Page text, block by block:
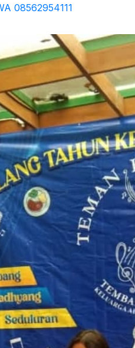
08562954111